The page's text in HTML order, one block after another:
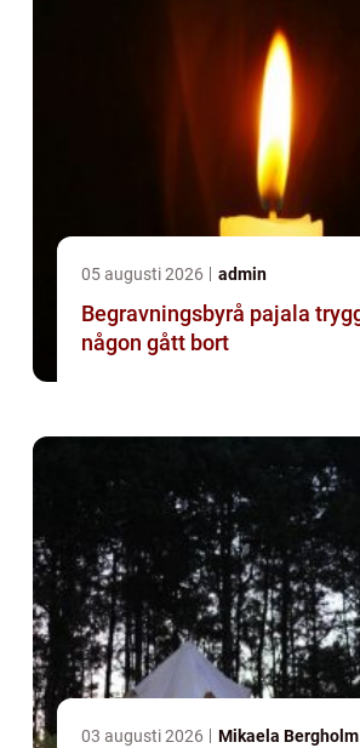
05 augusti 2026 admin
Begravningsbyrå pajala trygg hjälp när
någon gått bort
03 augusti 2026 Mikaela Bergholm